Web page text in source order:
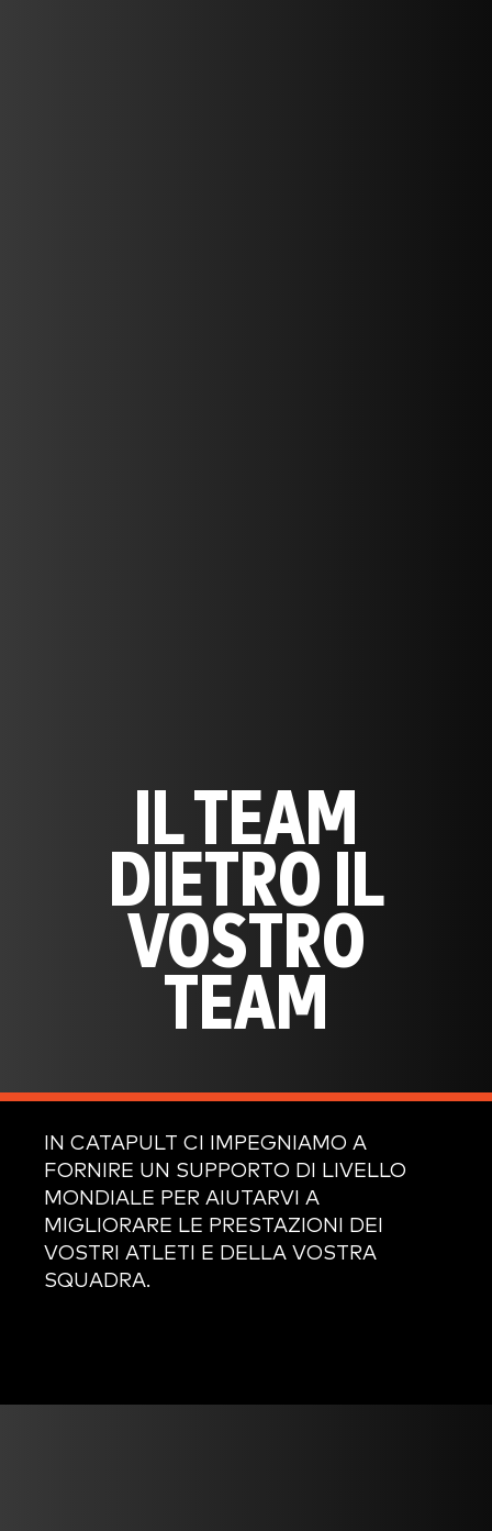
IL TEAM
DIETRO IL
VOSTRO
TEAM
IN CATAPULT CI IMPEGNIAMO A
FORNIRE UN SUPPORTO DI LIVELLO
MONDIALE PER AIUTARVI A
MIGLIORARE LE PRESTAZIONI DEI
VOSTRI ATLETI E DELLA VOSTRA
SQUADRA.